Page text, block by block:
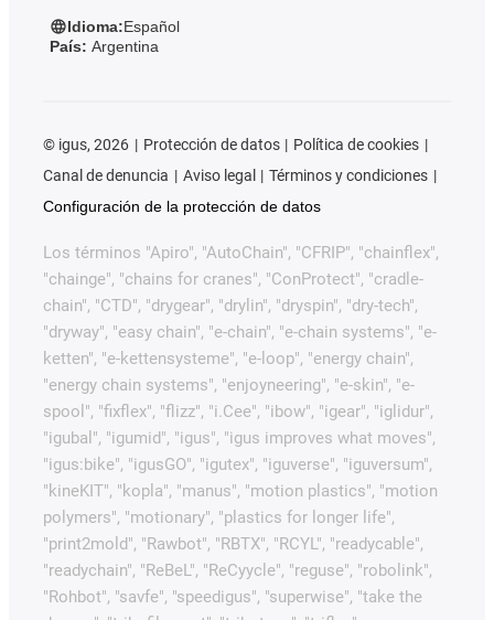
Idioma:Español
País: Argentina
© igus, 2026 Protección de datos
Política de cookies
Canal de denuncia
Aviso legal
Términos y condiciones
Configuración de la protección de datos
Los términos "Apiro", "AutoChain", "CFRIP", "chainflex",
"chainge", "chains for cranes", "ConProtect", "cradle-
chain", "CTD", "drygear", "drylin", "dryspin", "dry-tech",
"dryway", "easy chain", "e-chain", "e-chain systems", "e-
ketten", "e-kettensysteme", "e-loop", "energy chain",
"energy chain systems", "enjoyneering", "e-skin", "e-
spool", "fixflex", "flizz", "i.Cee", "ibow", "igear", "iglidur",
"igubal", "igumid", "igus", "igus improves what moves",
"igus:bike", "igusGO", "igutex", "iguverse", "iguversum",
"kineKIT", "kopla", "manus", "motion plastics", "motion
polymers", "motionary", "plastics for longer life",
"print2mold", "Rawbot", "RBTX", "RCYL", "readycable",
"readychain", "ReBeL", "ReCyycle", "reguse", "robolink",
"Rohbot", "savfe", "speedigus", "superwise", "take the